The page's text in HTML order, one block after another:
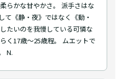
らかな甘やかさ。 派手さはな
て《静・夜》ではなく《動・
たいのを我慢している可憐な
く17歳〜25歳程。 ムエットで
N.